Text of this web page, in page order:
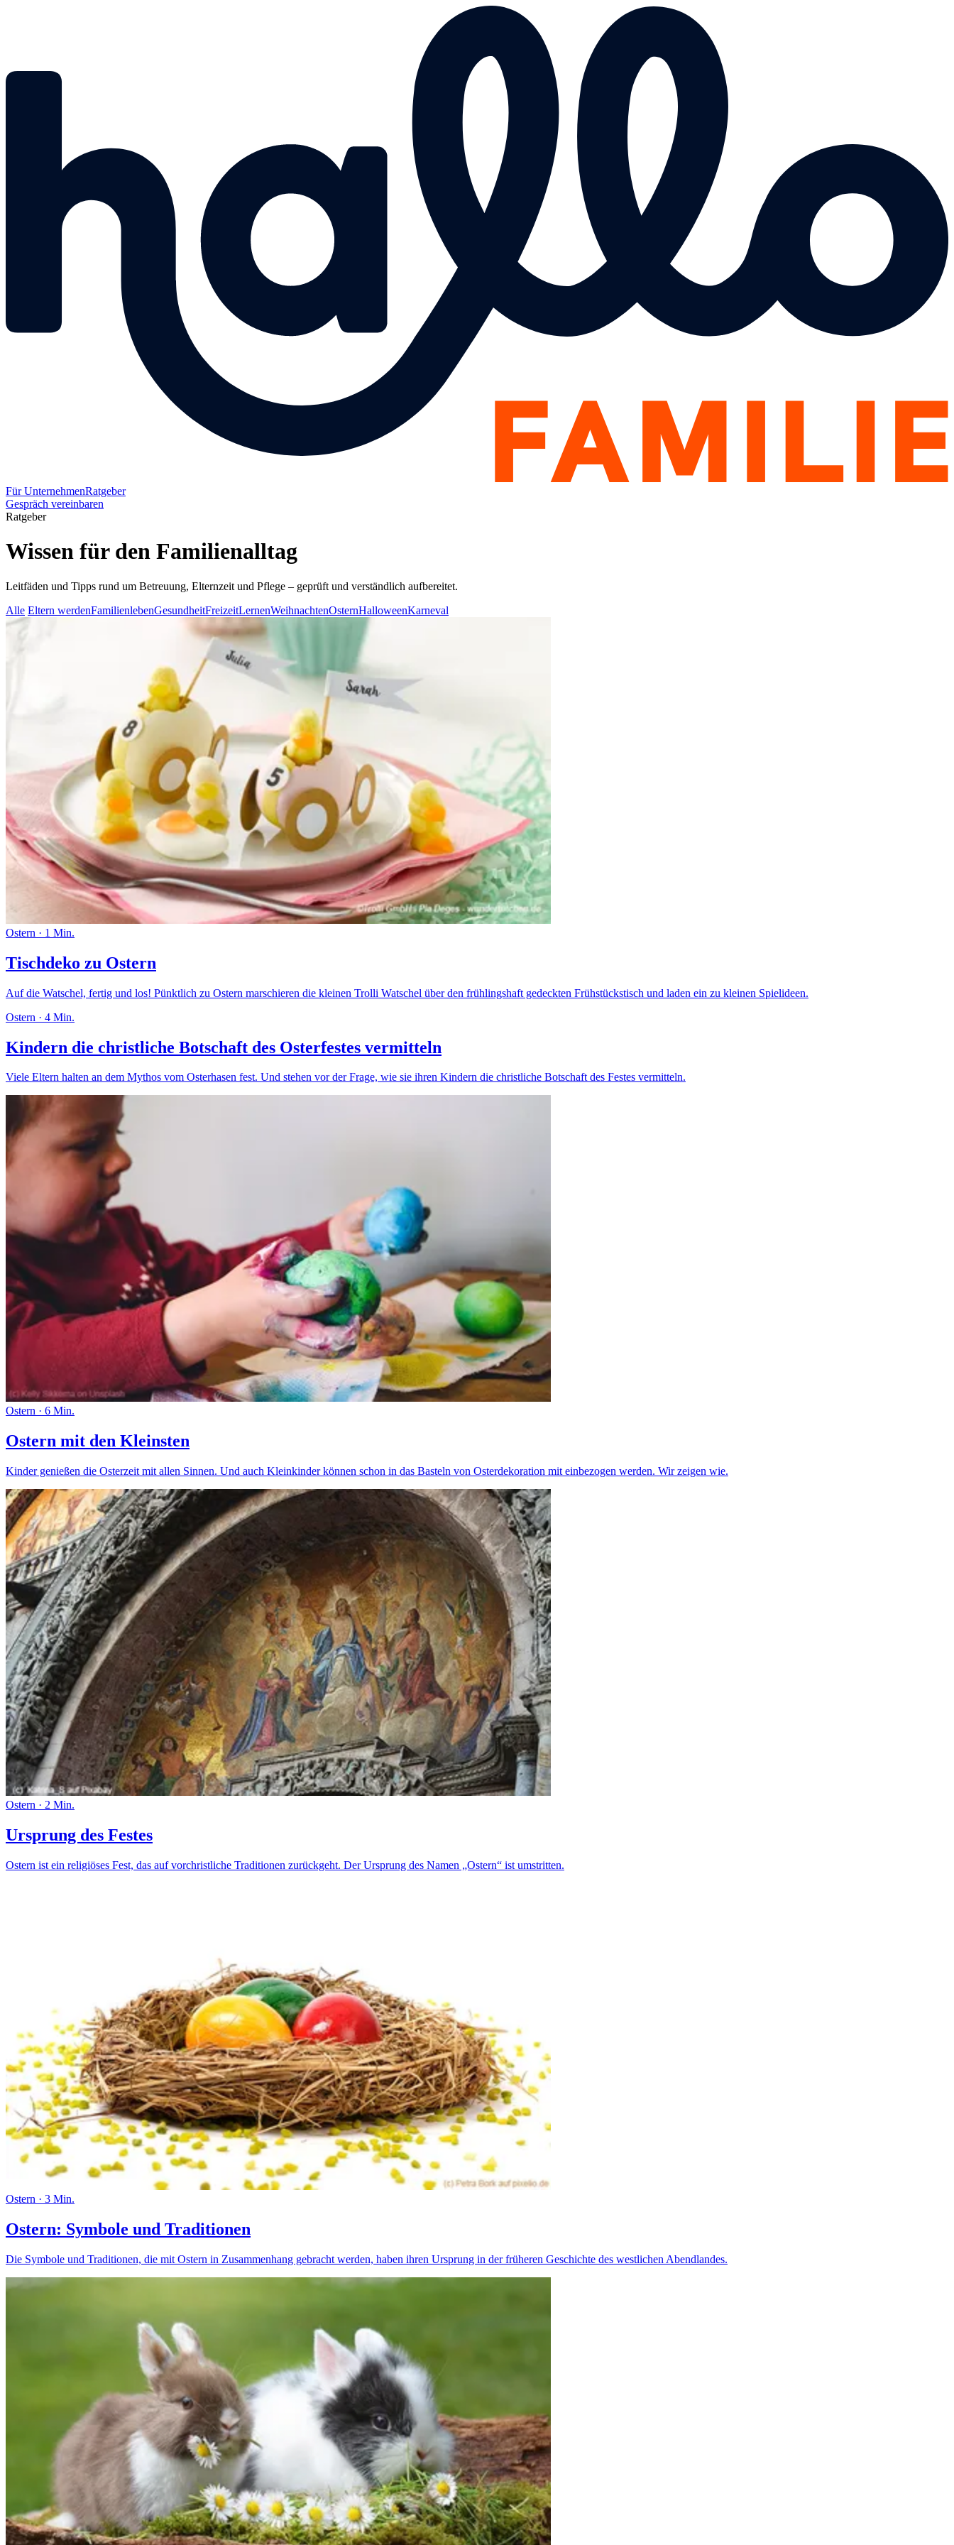
Für UnternehmenRatgeber
Gespräch vereinbaren
Ratgeber
Wissen für den Familienalltag
Leitfäden und Tipps rund um Betreuung, Elternzeit und Pflege – geprüft und verständlich aufbereitet.
Alle Eltern werdenFamilienlebenGesundheitFreizeitLernenWeihnachtenOsternHalloweenKarneval
Ostern · 1 Min.
Tischdeko zu Ostern
Auf die Watschel, fertig und los! Pünktlich zu Ostern marschieren die kleinen Trolli Watschel über den frühlingshaft gedeckten Frühstückstisch und laden ein zu kleinen Spielideen.
Ostern · 4 Min.
Kindern die christliche Botschaft des Osterfestes vermitteln
Viele Eltern halten an dem Mythos vom Osterhasen fest. Und stehen vor der Frage, wie sie ihren Kindern die christliche Botschaft des Festes vermitteln.
Ostern · 6 Min.
Ostern mit den Kleinsten
Kinder genießen die Osterzeit mit allen Sinnen. Und auch Kleinkinder können schon in das Basteln von Osterdekoration mit einbezogen werden. Wir zeigen wie.
Ostern · 2 Min.
Ursprung des Festes
Ostern ist ein religiöses Fest, das auf vorchristliche Traditionen zurückgeht. Der Ursprung des Namen „Ostern“ ist umstritten.
Ostern · 3 Min.
Ostern: Symbole und Traditionen
Die Symbole und Traditionen, die mit Ostern in Zusammenhang gebracht werden, haben ihren Ursprung in der früheren Geschichte des westlichen Abendlandes.